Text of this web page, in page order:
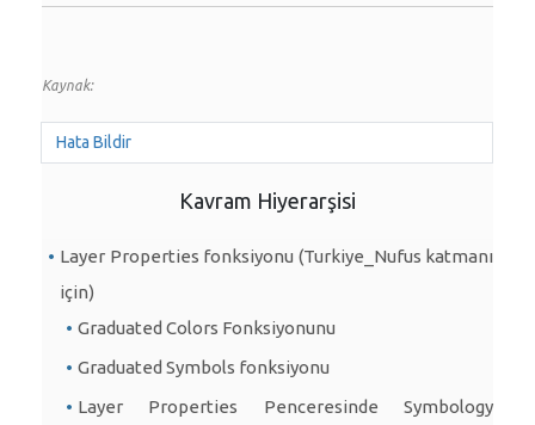
Kaynak:
Hata Bildir
Kavram Hiyerarşisi
Layer Properties fonksiyonu (Turkiye_Nufus katmanı
için)
Graduated Colors Fonksiyonunu
Graduated Symbols fonksiyonu
Layer Properties Penceresinde Symbology